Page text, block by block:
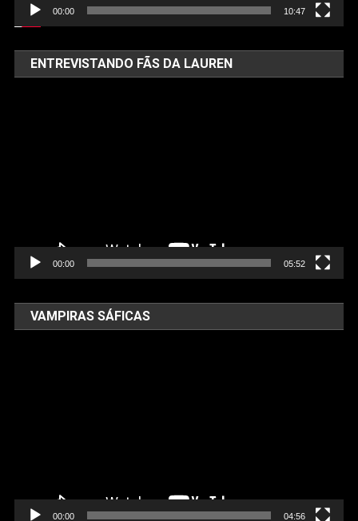
00:00 10:47
ENTREVISTANDO FÃS DA LAUREN
00:00 05:52
VAMPIRAS SÁFICAS
00:00 04:56